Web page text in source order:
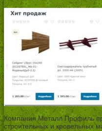
Компания Металл Профиль
строительных и кровельных